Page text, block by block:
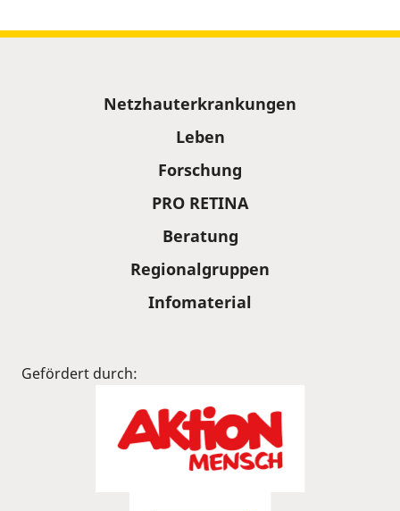
Netzhauterkrankungen
Leben
Forschung
PRO RETINA
Beratung
Regionalgruppen
Infomaterial
Gefördert durch: